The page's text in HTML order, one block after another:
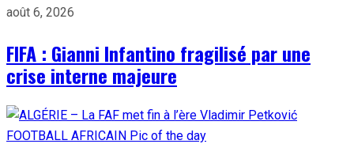
août 6, 2026
FIFA : Gianni Infantino fragilisé par une
crise interne majeure
FOOTBALL AFRICAIN Pic of the day